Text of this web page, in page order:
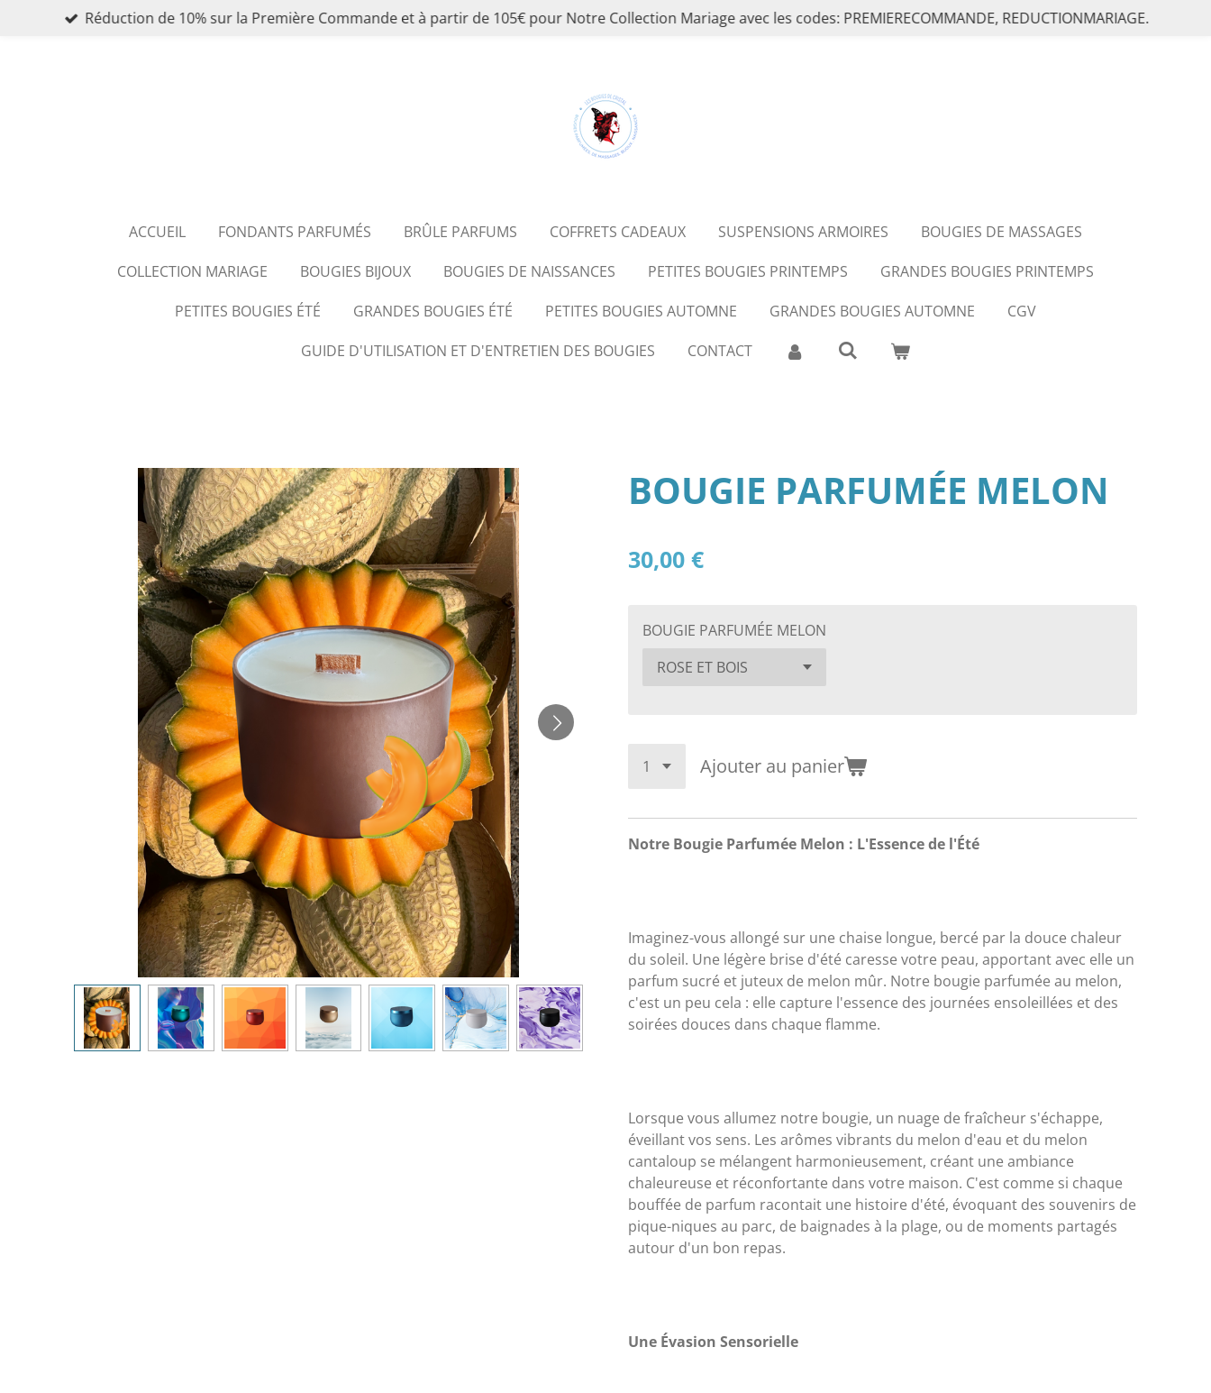
Réduction de 10% sur la Première Commande et à partir de 105€ pour Notre Collection Mariage avec les codes: PREMIERECOMMANDE, REDUCTIONMARIAGE.
ACCUEIL FONDANTS PARFUMÉS BRÛLE PARFUMS COFFRETS CADEAUX SUSPENSIONS ARMOIRES
BOUGIES DE MASSAGES
COLLECTION MARIAGE
BOUGIES BIJOUX BOUGIES DE NAISSANCES PETITES BOUGIES PRINTEMPS
GRANDES BOUGIES PRINTEMPS
PETITES BOUGIES ÉTÉ
GRANDES BOUGIES ÉTÉ PETITES BOUGIES AUTOMNE GRANDES BOUGIES AUTOMNE
CGV
GUIDE D'UTILISATION ET D'ENTRETIEN DES BOUGIES
CONTACT
BOUGIE PARFUMÉE MELON
30,00 €
BOUGIE PARFUMÉE MELON
Ajouter au panier
Notre Bougie Parfumée Melon : L'Essence de l'Été
Imaginez-vous allongé sur une chaise longue, bercé par la douce chaleur
du soleil. Une légère brise d'été caresse votre peau, apportant avec elle un
parfum sucré et juteux de melon mûr. Notre bougie parfumée au melon,
c'est un peu cela : elle capture l'essence des journées ensoleillées et des
soirées douces dans chaque flamme.
Lorsque vous allumez notre bougie, un nuage de fraîcheur s'échappe,
éveillant vos sens. Les arômes vibrants du melon d'eau et du melon
cantaloup se mélangent harmonieusement, créant une ambiance
chaleureuse et réconfortante dans votre maison. C'est comme si chaque
bouffée de parfum racontait une histoire d'été, évoquant des souvenirs de
pique-niques au parc, de baignades à la plage, ou de moments partagés
autour d'un bon repas.
Une Évasion Sensorielle